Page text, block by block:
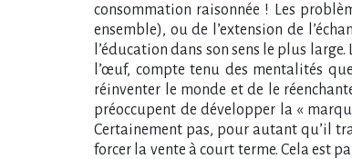
consommation raisonnée ! Les
ensemble), ou de l’extension de
l’éducation dans son sens le plus
l’œuf, compte tenu des mentalités
réinventer le monde et de le
préoccupent de développer la «
Certainement pas, pour autant qu’il
forcer la vente à court terme. Cela est